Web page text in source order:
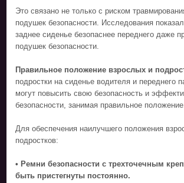
Это связано не только с риском
подушек безопасности. Исследования
заднее сиденье безопаснее переднего даже
подушек безопасности.
Правильное положение взрослых и
подростки на сиденье водителя и переднего
могут повысить свою безопасность и
безопасности, занимая правильное положение.
Для обеспечения наилучшего положения
подростков:
• Ремни безопасности с трехточечным
быть пристегнуты постоянно.